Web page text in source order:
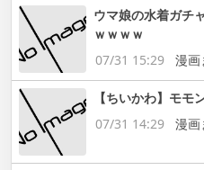
ウマ娘の水着ガチ
ｗｗｗｗ
07/31 15:29
漫画
【ちいかわ】モモ
07/31 14:29
漫画